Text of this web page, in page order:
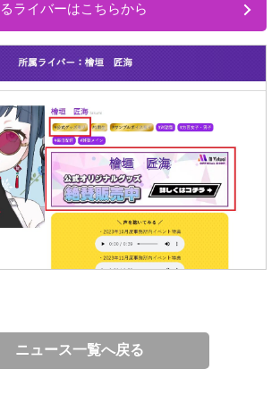
ライバーはこちらから
ニュース一覧へ戻る